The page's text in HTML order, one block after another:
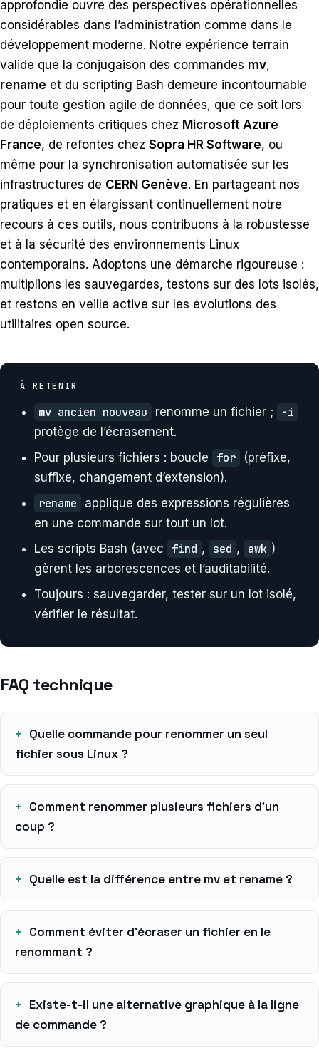
approfondie ouvre des perspectives opérationnelles
considérables dans l’administration comme dans le
développement moderne. Notre expérience terrain
valide que la conjugaison des commandes mv,
rename et du scripting Bash demeure incontournable
pour toute gestion agile de données, que ce soit lors
de déploiements critiques chez Microsoft Azure
France, de refontes chez Sopra HR Software, ou
même pour la synchronisation automatisée sur les
infrastructures de CERN Genève. En partageant nos
pratiques et en élargissant continuellement notre
recours à ces outils, nous contribuons à la robustesse
et à la sécurité des environnements Linux
contemporains. Adoptons une démarche rigoureuse :
multiplions les sauvegardes, testons sur des lots isolés,
et restons en veille active sur les évolutions des
utilitaires open source.
À RETENIR
mv ancien nouveau renomme un fichier ; -i
protège de l’écrasement.
Pour plusieurs fichiers : boucle
for
(préfixe,
suffixe, changement d’extension).
rename
applique des expressions régulières
en une commande sur tout un lot.
Les scripts Bash (avec
find , sed , awk )
gèrent les arborescences et l’auditabilité.
Toujours : sauvegarder, tester sur un lot isolé,
vérifier le résultat.
FAQ technique
Quelle commande pour renommer un seul
fichier sous Linux ?
Comment renommer plusieurs fichiers d’un
coup ?
Quelle est la différence entre mv et rename ?
Comment éviter d’écraser un fichier en le
renommant ?
Existe-t-il une alternative graphique à la ligne
de commande ?